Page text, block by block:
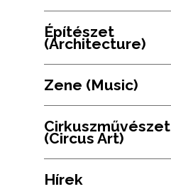
Építészet
(Architecture)
Zene (Music)
Cirkuszművészet
(Circus Art)
Hírek